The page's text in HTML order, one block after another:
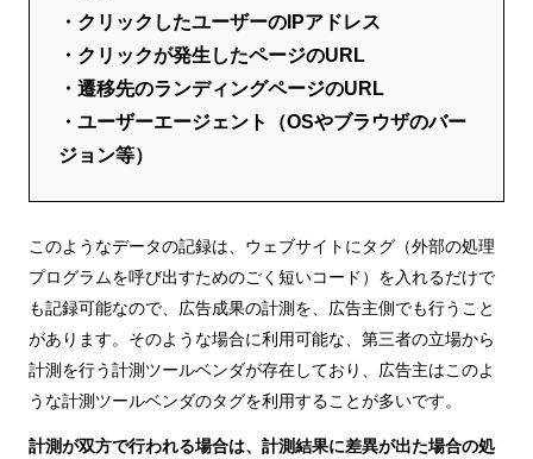
・クリックしたユーザーのIPアドレス
・クリックが発生したページのURL
・遷移先のランディングページのURL
・ユーザーエージェント（OSやブラウザのバー
ジョン等）
このようなデータの記録は、ウェブサイトにタグ（外部の処理
プログラムを呼び出すためのごく短いコード）を入れるだけで
も記録可能なので、広告成果の計測を、広告主側でも行うこと
があります。そのような場合に利用可能な、第三者の立場から
計測を行う計測ツールベンダが存在しており、広告主はこのよ
うな計測ツールベンダのタグを利用することが多いです。
計測が双方で行われる場合は、計測結果に差異が出た場合の処